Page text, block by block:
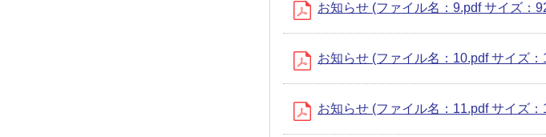
お知らせ (ファイル名：9.pdf サイズ：
お知らせ (ファイル名：10.pdf サイズ
お知らせ (ファイル名：11.pdf サイズ